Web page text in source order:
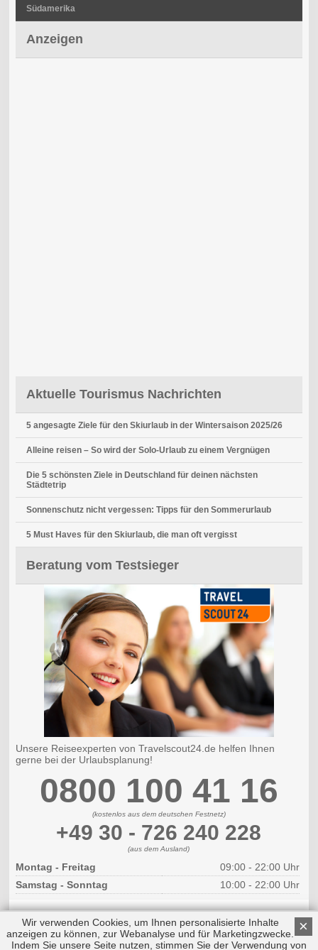
Südamerika
Anzeigen
Aktuelle Tourismus Nachrichten
5 angesagte Ziele für den Skiurlaub in der Wintersaison 2025/26
Alleine reisen – So wird der Solo-Urlaub zu einem Vergnügen
Die 5 schönsten Ziele in Deutschland für deinen nächsten
Städtetrip
Sonnenschutz nicht vergessen: Tipps für den Sommerurlaub
5 Must Haves für den Skiurlaub, die man oft vergisst
Beratung vom Testsieger
Unsere Reiseexperten von Travelscout24.de helfen Ihnen
gerne bei der Urlaubsplanung!
0800 100 41 16
(kostenlos aus dem deutschen Festnetz)
+49 30 - 726 240 228
(aus dem Ausland)
Montag - Freitag
09:00 - 22:00 Uhr
Samstag - Sonntag
10:00 - 22:00 Uhr
×
Wir verwenden Cookies, um Ihnen personalisierte Inhalte
anzeigen zu können, zur Webanalyse und für Marketingzwecke.
Indem Sie unsere Seite nutzen, stimmen Sie der Verwendung von